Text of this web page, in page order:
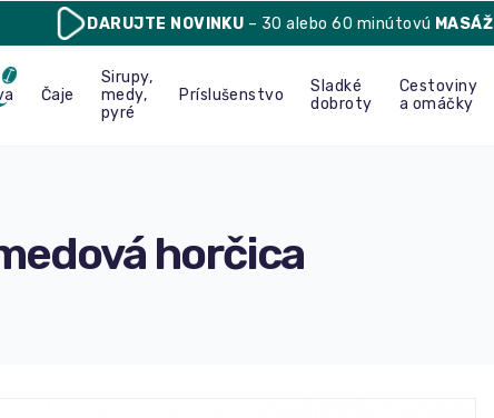
DARUJTE NOVINKU – 30 alebo 60 minútovú MASÁŽ
Čaje
Sirupy,
medy,
pyré
Príslušenstvo
Sladké
dobroty
Cestoviny
a omáčky
horčica